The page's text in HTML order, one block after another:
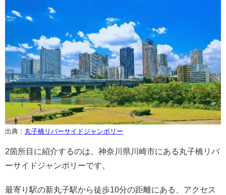
出典： 丸子橋リバーサイドジャンボリー
2箇所目に紹介するのは、神奈川県川崎市にある丸子橋リバ
ーサイドジャンボリーです。
最寄り駅の新丸子駅から徒歩10分の距離にある、アクセス